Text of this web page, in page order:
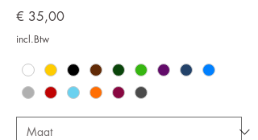
Prijs
€ 35,00
incl.Btw